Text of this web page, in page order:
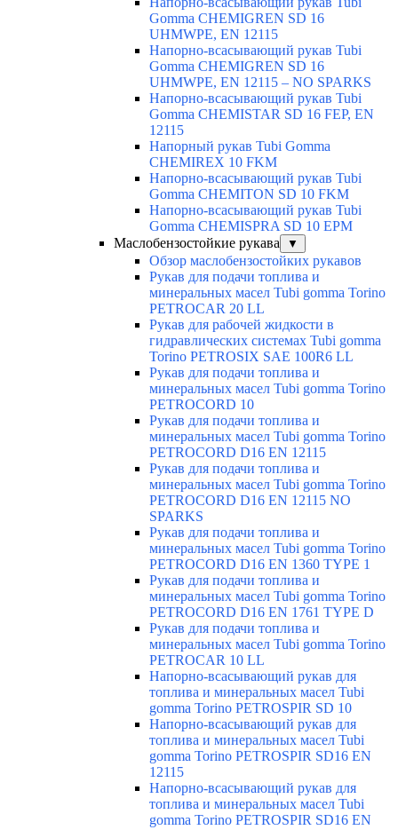
Gomma CHEMIGREN SD 16
UHMWPE, EN 12115
Напорно-всасывающий рукав Tubi
Gomma CHEMIGREN SD 16
UHMWPE, EN 12115 – NO SPARKS
Напорно-всасывающий рукав Tubi
Gomma CHEMISTAR SD 16 FEP, EN
12115
Напорный рукав Tubi Gomma
CHEMIREX 10 FKM
Напорно-всасывающий рукав Tubi
Gomma CHEMITON SD 10 FKM
Напорно-всасывающий рукав Tubi
Gomma CHEMISPRA SD 10 EPM
Маслобензостойкие рукава
▼
Обзор маслобензостойких рукавов
Рукав для подачи топлива и
минеральных масел Tubi gomma Torino
PETROCAR 20 LL
Рукав для рабочей жидкости в
гидравлических системах Tubi gomma
Torino PETROSIX SAE 100R6 LL
Рукав для подачи топлива и
минеральных масел Tubi gomma Torino
PETROCORD 10
Рукав для подачи топлива и
минеральных масел Tubi gomma Torino
PETROCORD D16 EN 12115
Рукав для подачи топлива и
минеральных масел Tubi gomma Torino
PETROCORD D16 EN 12115 NO
SPARKS
Рукав для подачи топлива и
минеральных масел Tubi gomma Torino
PETROCORD D16 EN 1360 TYPE 1
Рукав для подачи топлива и
минеральных масел Tubi gomma Torino
PETROCORD D16 EN 1761 TYPE D
Рукав для подачи топлива и
минеральных масел Tubi gomma Torino
PETROCAR 10 LL
Напорно-всасывающий рукав для
топлива и минеральных масел Tubi
gomma Torino PETROSPIR SD 10
Напорно-всасывающий рукав для
топлива и минеральных масел Tubi
gomma Torino PETROSPIR SD16 EN
12115
Напорно-всасывающий рукав для
топлива и минеральных масел Tubi
gomma Torino PETROSPIR SD16 EN